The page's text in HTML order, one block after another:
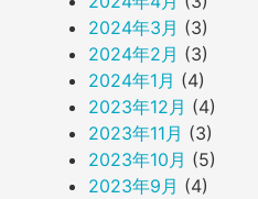
2024年3月 (3)
2024年2月 (3)
2024年1月 (4)
2023年12月 (4)
2023年11月 (3)
2023年10月 (5)
2023年9月 (4)